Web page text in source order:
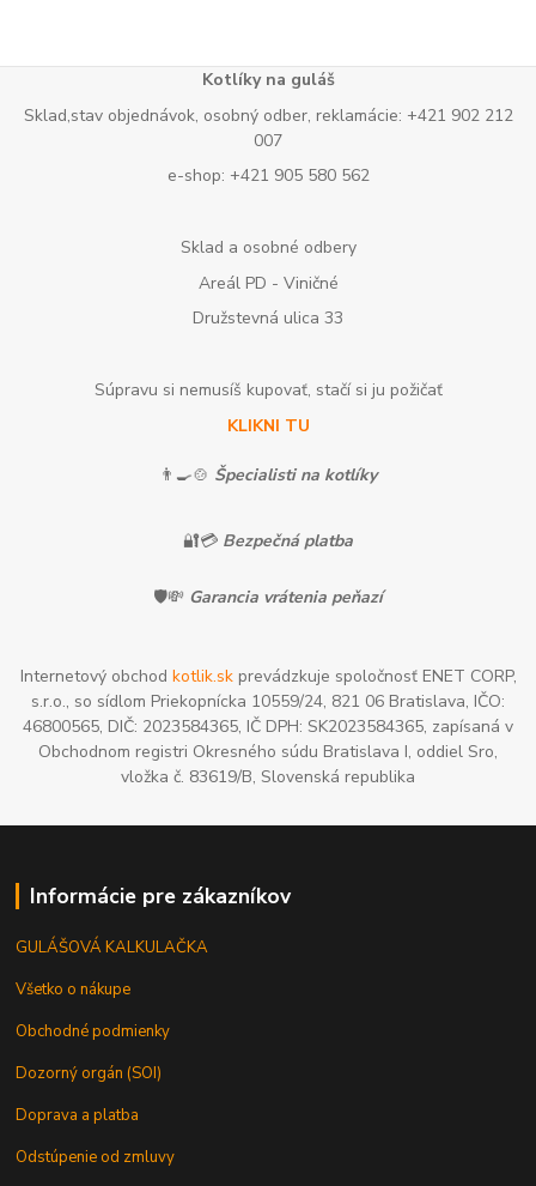
Kotlíky na guláš
Sklad,stav objednávok, osobný odber, reklamácie: +421 902 212
007
e-shop: +421 905 580 562
Sklad a osobné odbery
Areál PD - Viničné
Družstevná ulica 33
Súpravu si nemusíš kupovať, stačí si ju požičať
KLIKNI TU
👨‍🍳🍲 Špecialisti na kotlíky
🔐💳 Bezpečná platba
🛡️💸 Garancia vrátenia peňazí
Internetový obchod kotlik.skprevádzkuje spoločnosť ENET CORP,
s.r.o., so sídlom Priekopnícka 10559/24, 821 06 Bratislava, IČO:
46800565, DIČ: 2023584365, IČ DPH: SK2023584365, zapísaná v
Obchodnom registri Okresného súdu Bratislava I, oddiel Sro,
vložka č. 83619/B, Slovenská republika
Informácie pre zákazníkov
GULÁŠOVÁ KALKULAČKA
Všetko o nákupe
Obchodné podmienky
Dozorný orgán (SOI)
Doprava a platba
Odstúpenie od zmluvy